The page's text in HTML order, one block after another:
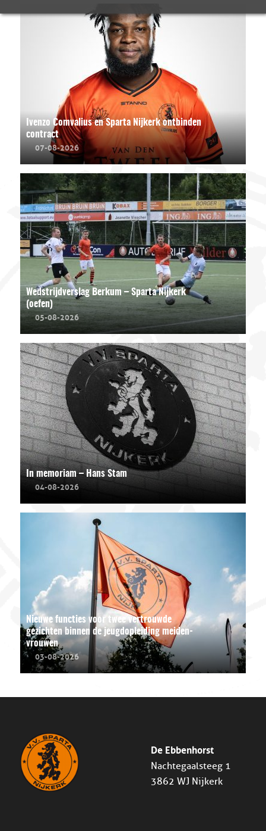
Ivenzo Comvalius en Sparta Nijkerk ontbinden
contract
07-08-2026
Wedstrijdverslag Berkum – Sparta Nijkerk
(oefen)
05-08-2026
In memoriam – Hans Stam
04-08-2026
Nieuwe functies voor twee vertrouwde
gezichten binnen de jeugdopleiding meiden-
vrouwen
03-08-2026
De Ebbenhorst
Nachtegaalsteeg 1
3862 WJ Nijkerk